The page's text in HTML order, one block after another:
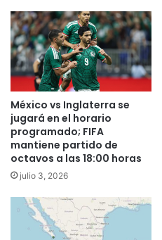
México vs Inglaterra se
jugará en el horario
programado; FIFA
mantiene partido de
octavos a las 18:00 horas
julio 3, 2026